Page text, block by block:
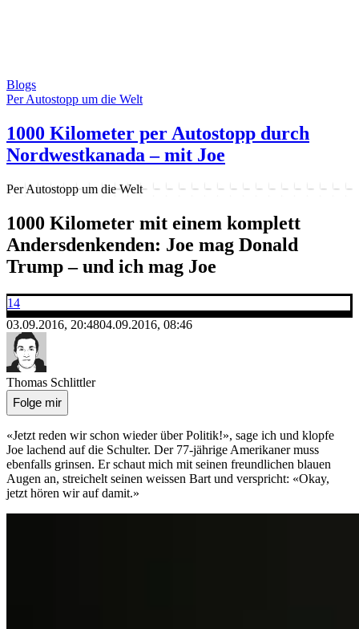
Blogs
Per Autostopp um die Welt
1000 Kilometer per Autostopp durch
Nordwestkanada – mit Joe
Per Autostopp um die Welt
1000 Kilometer mit einem komplett
Andersdenkenden: Joe mag Donald
Trump – und ich mag Joe
14
03.09.2016, 20:4804.09.2016, 08:46
Thomas Schlittler
Folge mir
«Jetzt reden wir schon wieder über Politik!», sage ich und klopfe
Joe lachend auf die Schulter. Der 77-jährige Amerikaner muss
ebenfalls grinsen. Er schaut mich mit seinen freundlichen blauen
Augen an, streichelt seinen weissen Bart und verspricht: «Okay,
jetzt hören wir auf damit.»